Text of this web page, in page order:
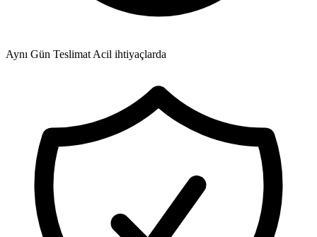
Aynı Gün Teslimat Acil ihtiyaçlarda